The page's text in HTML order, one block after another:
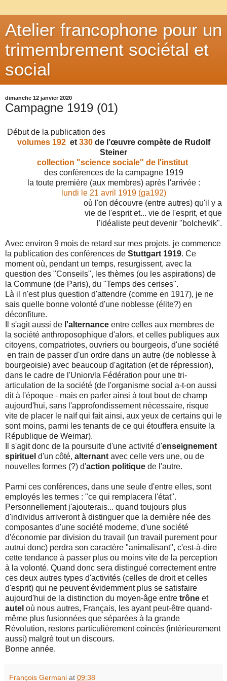
Atelier francophone pour un
trimembrement sociétal et
social
dimanche 12 janvier 2020
Campagne 1919 (01)
Début de la publication des
volumes 192et 330de l’œuvre compète de Rudolf
Steiner
collection "science sociale" de l'institut
des conférences de la campagne 1919
la toute première (aux membres) après l'arrivée :
lundi le 21 avril 1919 (ga192)
où l'on découvre (entre autres) qu'il y a
vie de l'esprit et... vie de l'esprit, et que
l'idéaliste peut devenir "bolchevik".
Avec environ 9 mois de retard sur mes projets, je commence
la publication des conférences de Stuttgart 1919. Ce
moment où, pendant un temps, resurgissent, avec la
question des "Conseils", les thèmes (ou les aspirations) de
la Commune (de Paris), du "Temps des cerises".
Là il n'est plus question d'attendre (comme en 1917), je ne
sais quelle bonne volonté d'une noblesse (élite?) en
déconfiture.
Il s'agit aussi de l'alternance entre celles aux membres de
la société anthroposophique d'alors, et celles publiques aux
citoyens, compatriotes, ouvriers ou bourgeois, d'une société
en train de passer d'un ordre dans un autre (de noblesse à
bourgeoisie) avec beaucoup d'agitation (et de répression),
dans le cadre de l'Union/la Fédération pour une tri-
articulation de la société (de l'organisme social a-t-on aussi
dit à l'époque - mais en parler ainsi à tout bout de champ
aujourd'hui, sans l'approfondissement nécessaire, risque
vite de placer le naïf qui fait ainsi, aux yeux de certains qui le
sont moins, parmi les tenants de ce qui étouffera ensuite la
République de Weimar).
Il s'agit donc de la poursuite d'une activité d'enseignement
spirituel d'un côté, alternant avec celle vers une, ou de
nouvelles formes (?) d'action politique de l'autre.
Parmi ces conférences, dans une seule d'entre elles, sont
employés les termes : "ce qui remplacera l'état".
Personnellement j'ajouterais... quand toujours plus
d'individus arriveront à distinguer que la dernière née des
composantes d'une société moderne, d'une société
d'économie par division du travail (un travail purement pour
autrui donc) perdra son caractère "animalisant", c'est-à-dire
cette tendance à passer plus ou moins vite de la perception
à la volonté. Quand donc sera distingué correctement entre
ces deux autres types d'activités (celles de droit et celles
d'esprit) qui ne peuvent évidemment plus se satisfaire
aujourd'hui de la distinction du moyen-âge entre trône et
autel où nous autres, Français, les ayant peut-être quand-
même plus fusionnées que séparées à la grande
Révolution, restons particulièrement coincés (intérieurement
aussi) malgré tout un discours.
Bonne année.
François Germani at 09:38